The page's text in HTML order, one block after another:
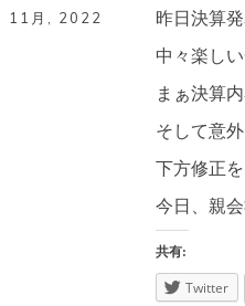
11月 2022
昨日決算
中々楽し
まぁ決算
そして意
下方修正
今日、親
共有:
Twitter